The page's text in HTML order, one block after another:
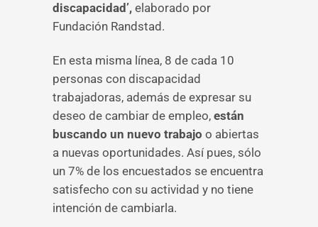
discapacidad’, elaborado por
Fundación Randstad.
En esta misma línea, 8 de cada 10
personas con discapacidad
trabajadoras, además de expresar su
deseo de cambiar de empleo, están
buscando un nuevo trabajo o abiertas
a nuevas oportunidades. Así pues, sólo
un 7% de los encuestados se encuentra
satisfecho con su actividad y no tiene
intención de cambiarla.